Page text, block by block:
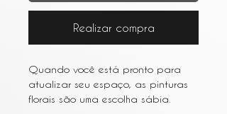
Realizar compra
Quando você está pronto para
atualizar seu espaço, as pinturas
florais são uma escolha sábia.